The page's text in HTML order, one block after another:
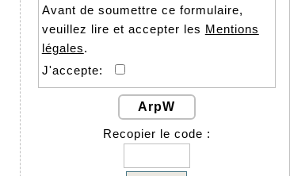
Avant de soumettre ce formulaire,
veuillez lire et accepter les Mentions
légales.
J'accepte:
ArpW
Recopier le code :